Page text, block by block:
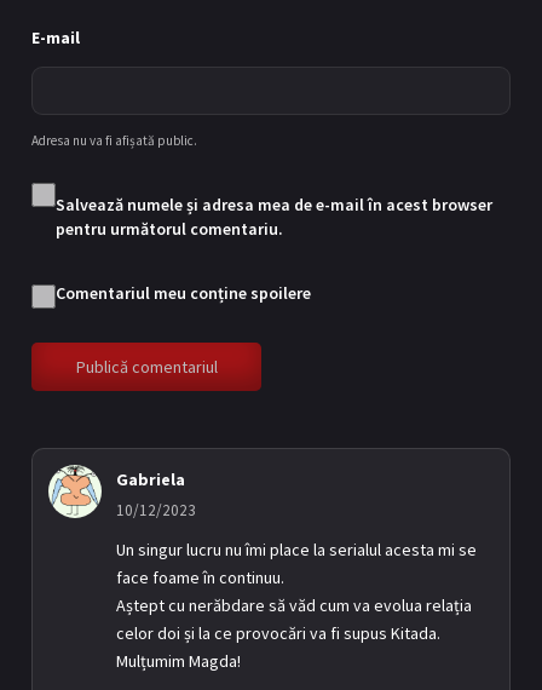
E-mail
Adresa nu va fi afișată public.
Salvează numele și adresa mea de e-mail în acest browser
pentru următorul comentariu.
Comentariul meu conține spoilere
Gabriela
10/12/2023
Un singur lucru nu îmi place la serialul acesta mi se
face foame în continuu.
Aștept cu nerăbdare să văd cum va evolua relația
celor doi și la ce provocări va fi supus Kitada.
Mulțumim Magda!